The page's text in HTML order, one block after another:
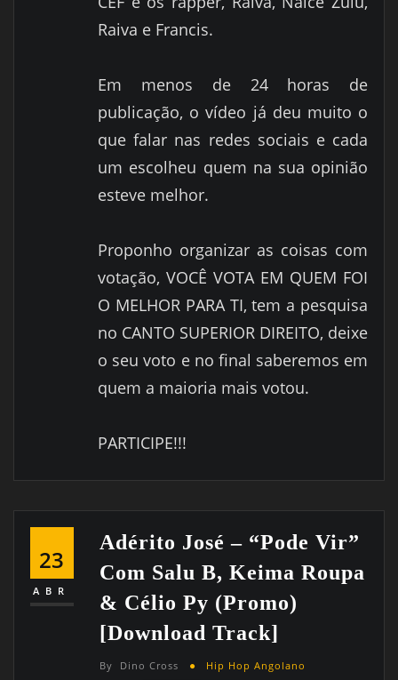
Raiva e Francis.
Em menos de 24 horas de
publicação, o vídeo já deu muito o
que falar nas redes sociais e cada
um escolheu quem na sua opinião
esteve melhor.
Proponho organizar as coisas com
votação, VOCÊ VOTA EM QUEM FOI
O MELHOR PARA TI, tem a pesquisa
no CANTO SUPERIOR DIREITO, deixe
o seu voto e no final saberemos em
quem a maioria mais votou.
PARTICIPE!!!
23
ABR
Adérito José – “Pode Vir”
Com Salu B, Keima Roupa
& Célio Py (Promo)
[Download Track]
By Dino Cross Hip Hop Angolano